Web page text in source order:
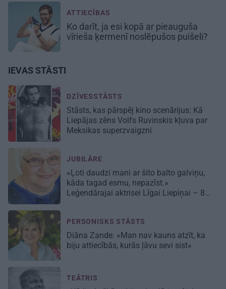
ATTIECĪBAS
Ko darīt, ja esi kopā ar pieauguša
vīrieša ķermenī noslēpušos puišeli?
IEVAS STĀSTI
DZĪVESSTĀSTS
Stāsts, kas pārspēj kino scenārijus: Kā
Liepājas zēns Volfs Ruvinskis kļuva par
Meksikas superzvaigzni
JUBILĀRE
«Ļoti daudzi mani ar šito balto galviņu,
kāda tagad esmu, nepazīst.»
Leģendārajai aktrisei Līgai Liepiņai – 80!
PERSONISKS STĀSTS
Diāna Zande: «Man nav kauns atzīt, ka
biju attiecībās, kurās ļāvu sevi sist»
TEĀTRIS